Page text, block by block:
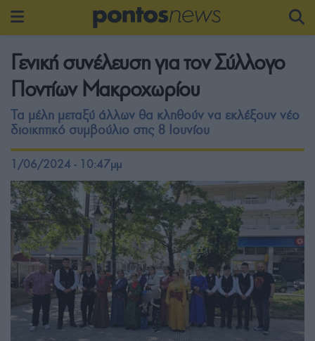
Γενική συνέλευση για τον Σύλλογο
Ποντίων Μακροχωρίου
Τα μέλη μεταξύ άλλων θα κληθούν να εκλέξουν νέο
διοικητικό συμβούλιο στις 8 Ιουνίου
1/06/2024 - 10:47μμ